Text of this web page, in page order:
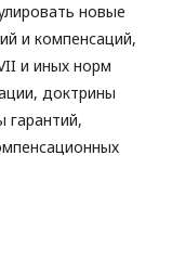
новые
и компенсаций,
и иных норм
доктрины
гарантий,